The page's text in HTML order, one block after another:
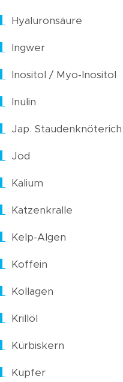
Hyaluronsäure
Ingwer
Inositol / Myo-Inositol
Inulin
Jap. Staudenknöterich
Jod
Kalium
Katzenkralle
Kelp-Algen
Koffein
Kollagen
Krillöl
Kürbiskern
Kupfer